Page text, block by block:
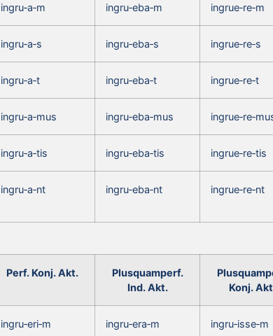
ingru‑a‑m ingru‑eba‑m ingrue‑re‑m
ingru‑a‑s ingru‑eba‑s ingrue‑re‑s
ingru‑a‑t ingru‑eba‑t ingrue‑re‑t
ingru‑a‑mus ingru‑eba‑mus
ingru‑a‑tis ingru‑eba‑tis ingrue‑re‑tis
ingru‑a‑nt ingru‑eba‑nt ingrue‑re‑nt
Perf. Konj. Akt.
Plusquamperf.
Ind. Akt.
Konj.
ingru‑eri‑m ingru‑era‑m ingru‑isse‑m